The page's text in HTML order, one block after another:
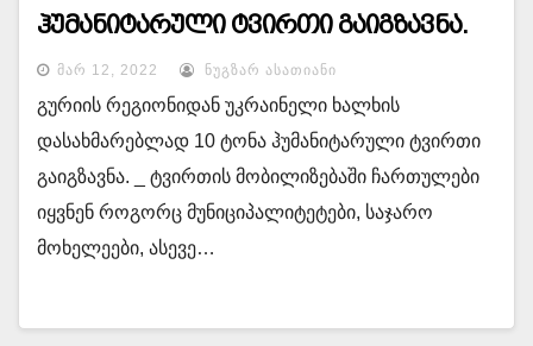
ჰუმანიტარული ტვირთი გაიგზავნა.
ᲛᲐᲠ 12, 2022 ᲜᲣᲒᲖᲐᲠ ᲐᲡᲐᲗᲘᲐᲜᲘ
გურიის რეგიონიდან უკრაინელი ხალხის
დასახმარებლად 10 ტონა ჰუმანიტარული ტვირთი
გაიგზავნა. _ ტვირთის მობილიზებაში ჩართულები
იყვნენ როგორც მუნიციპალიტეტები, საჯარო
მოხელეები, ასევე…